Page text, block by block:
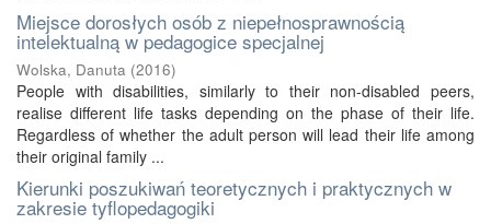
Miejsce dorosłych osób z niepełnosprawnością
intelektualną w pedagogice specjalnej
Wolska, Danuta (2016)
People with disabilities, similarly to their non-disabled peers,
realise different life tasks depending on the phase of their life.
Regardless of whether the adult person will lead their life among
their original family ...
Kierunki poszukiwań teoretycznych i praktycznych w
zakresie tyflopedagogiki